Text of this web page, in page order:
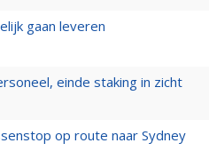
gaan leveren
einde staking in zicht
op route naar Sydney